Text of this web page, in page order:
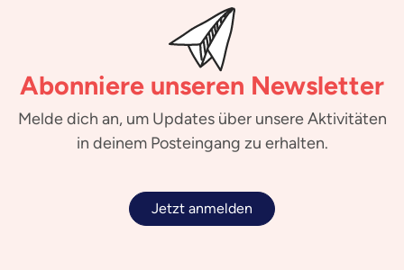
Abonniere unseren Newsletter
Melde dich an, um Updates über unsere Aktivitäten
in deinem Posteingang zu erhalten.
Jetzt anmelden